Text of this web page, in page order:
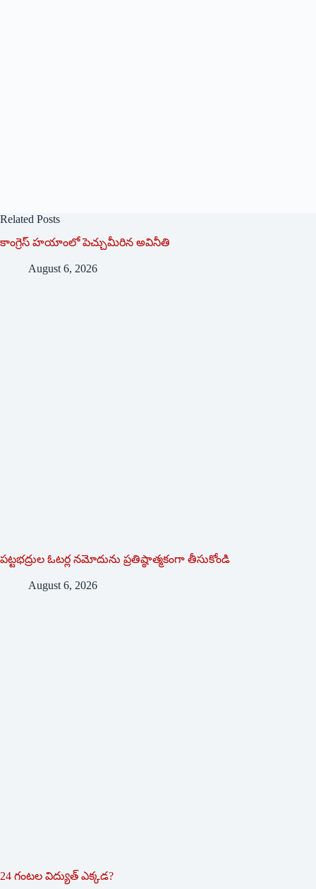
Related Posts
కాంగ్రెస్ హయాంలో పెచ్చుమీరిన అవినీతి
August 6, 2026
పట్టభద్రుల ఓటర్ల నమోదును ప్రతిష్ఠాత్మకంగా తీసుకోండి
August 6, 2026
24 గంటల విద్యుత్ ఎక్కడ?